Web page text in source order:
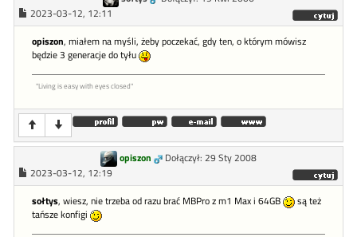
2023-03-12, 12:11
opiszon, miałem na myśli, żeby poczekać, gdy ten, o którym mówisz
będzie 3 generacje do tyłu
"Living is easy with eyes closed"
opiszon
Dołączył: 29 Sty 2008
2023-03-12, 12:19
sołtys, wiesz, nie trzeba od razu brać MBPro z m1 Max i 64GB
są też
tańsze konfigi